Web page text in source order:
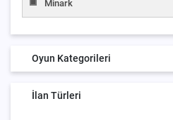
Minark
Oyun Kategorileri
İlan Türleri